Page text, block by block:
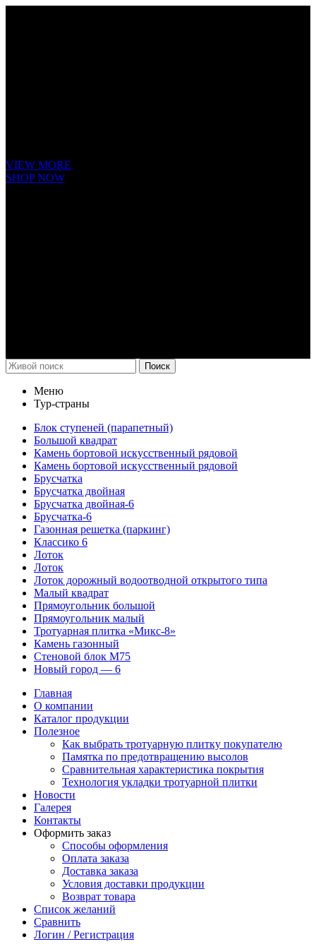
VIEW MORE
SHOP NOW
Поиск
Меню
Тур-страны
Блок ступеней (парапетный)
Большой квадрат
Камень бортовой искусственный рядовой
Камень бортовой искусственный рядовой
Брусчатка
Брусчатка двойная
Брусчатка двойная-6
Брусчатка-6
Газонная решетка (паркинг)
Классико 6
Лоток
Лоток
Лоток дорожный водоотводной открытого типа
Малый квадрат
Прямоугольник большой
Прямоугольник малый
Тротуарная плитка «Микс-8»
Камень газонный
Стеновой блок М75
Новый город — 6
Главная
О компании
Каталог продукции
Полезное
Как выбрать тротуарную плитку покупателю
Памятка по предотвращению высолов
Сравнительная характеристика покрытия
Технология укладки тротуарной плитки
Новости
Галерея
Контакты
Оформить заказ
Способы оформления
Оплата заказа
Доставка заказа
Условия доставки продукции
Возврат товара
Список желаний
Сравнить
Логин / Регистрация